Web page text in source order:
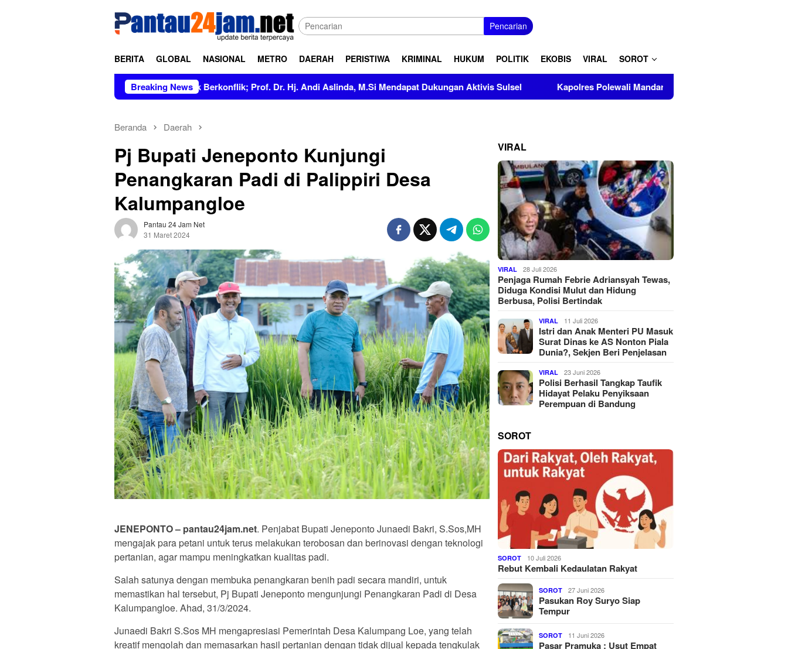
Pencarian
BERITA GLOBAL NASIONAL METRO DAERAH PERISTIWA KRIMINAL HUKUM POLITIK EKOBIS VIRAL SOROT
Breaking News
Figur Bersih dan Tidak Berkonflik; Prof. Dr. Hj. Andi Aslinda, M.Si Mendapat Dukungan Aktivis Sulsel Kapolres Polewali Mandar Turut Musnahkan Barang Bukti Perkara Inkrah
Beranda Daerah
Pj Bupati Jeneponto Kunjungi
Penangkaran Padi di Palippiri Desa
Kalumpangloe
Pantau 24 Jam Net
31 Maret 2024
JENEPONTO – pantau24jam.net. Penjabat Bupati Jeneponto Junaedi Bakri, S.Sos,MH
mengajak para petani untuk terus melakukan terobosan dan berinovasi dengan teknologi
pertanian, agar mampu meningkatkan kualitas padi.
Salah satunya dengan membuka penangkaran benih padi secara mandiri, untuk
memastikan hal tersebut, Pj Bupati Jeneponto mengunjungi Penangkaran Padi di Desa
Kalumpangloe. Ahad, 31/3/2024.
Junaedi Bakri S.Sos MH mengapresiasi Pemerintah Desa Kalumpang Loe, yang telah
kreatif mengolah dan memasarkan hasil pertanian dengan tidak dijual kepada tengkulak
VIRAL
VIRAL 28 Juli 2026
Penjaga Rumah Febrie Adriansyah Tewas,
Diduga Kondisi Mulut dan Hidung
Berbusa, Polisi Bertindak
VIRAL 11 Juli 2026
Istri dan Anak Menteri PU Masuk
Surat Dinas ke AS Nonton Piala
Dunia?, Sekjen Beri Penjelasan
VIRAL 23 Juni 2026
Polisi Berhasil Tangkap Taufik
Hidayat Pelaku Penyiksaan
Perempuan di Bandung
SOROT
SOROT 10 Juli 2026
Rebut Kembali Kedaulatan Rakyat
SOROT 27 Juni 2026
Pasukan Roy Suryo Siap
Tempur
SOROT 11 Juni 2026
Pasar Pramuka : Usut Empat